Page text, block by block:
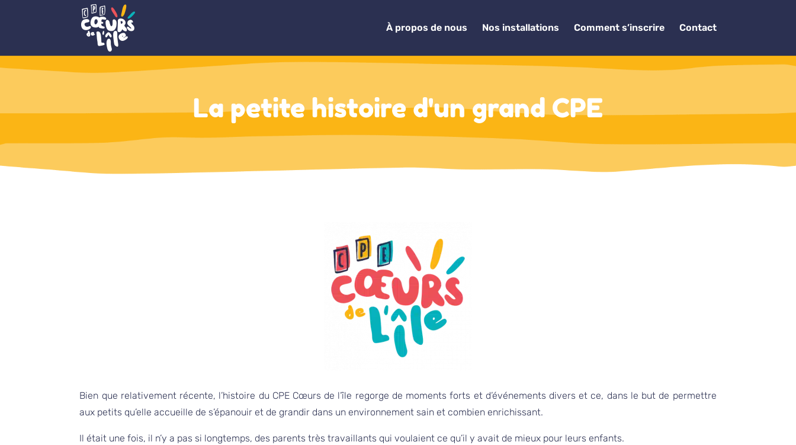
À propos de nous Nos installations Comment s’inscrire Contact
La petite histoire d'un grand CPE
Bien que relativement récente, l’histoire du CPE Cœurs de l’île regorge de moments forts et d’événements divers et ce, dans le but de permettre
aux petits qu’elle accueille de s’épanouir et de grandir dans un environnement sain et combien enrichissant.
Il était une fois, il n’y a pas si longtemps, des parents très travaillants qui voulaient ce qu’il y avait de mieux pour leurs enfants.